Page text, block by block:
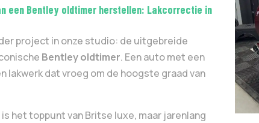
een Bentley oldtimer herstellen: Lakcorrectie in
project in onze studio: de uitgebreide
Bentley oldtimer. Een auto met een
lakwerk dat vroeg om de hoogste graad van
het toppunt van Britse luxe, maar jarenlang